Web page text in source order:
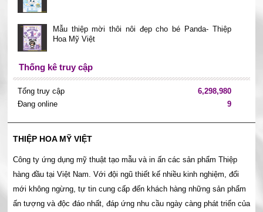
Mẫu thiệp mời thôi nôi đẹp cho bé Panda- Thiệp
Hoa Mỹ Việt
Thống kê truy cập
Tổng truy cập
6,298,980
Đang online
9
THIỆP HOA MỸ VIỆT
Công ty ứng dụng mỹ thuật tạo mẫu và in ấn các sản phẩm Thiệp
hàng đầu tại Việt Nam. Với đội ngũ thiết kế nhiều kinh nghiệm, đổi
mới không ngừng, tự tin cung cấp đến khách hàng những sản phẩm
ấn tượng và độc đáo nhất, đáp ứng nhu cầu ngày càng phát triển của